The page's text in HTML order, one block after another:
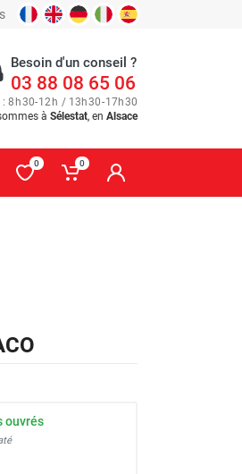
Besoin d'un conseil ?
03 88 08 65 06
: 8h30-12h / 13h30-17h30
à Sélestat, en Alsace
0 0
ouvrés